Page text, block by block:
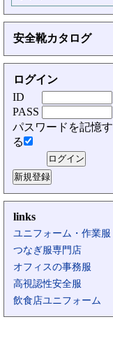
安全靴カタログ
ログイン
ID
PASS
パスワードを記憶す
る
links
ユニフォーム・作業服
つなぎ服専門店
オフィスの事務服
高視認性安全服
飲食店ユニフォーム